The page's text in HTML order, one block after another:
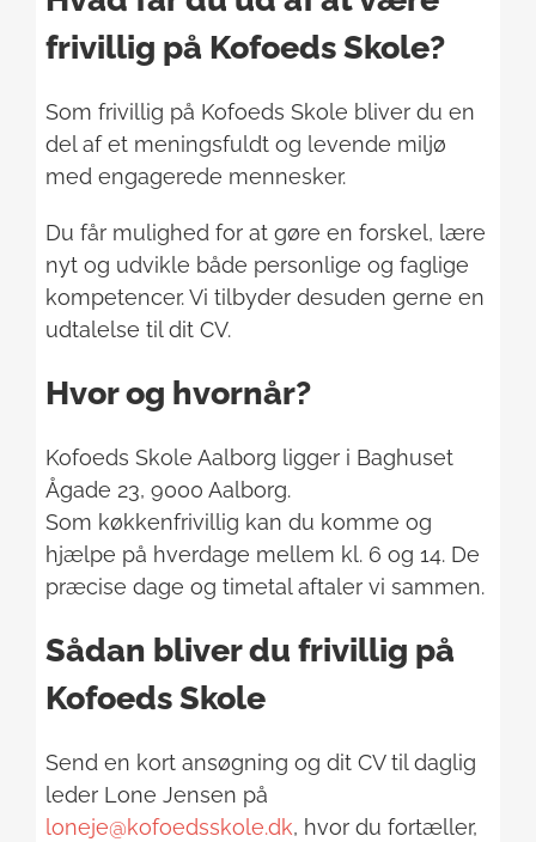
frivillig på Kofoeds Skole?
Som frivillig på Kofoeds Skole bliver du en
del af et meningsfuldt og levende miljø
med engagerede mennesker.
Du får mulighed for at gøre en forskel, lære
nyt og udvikle både personlige og faglige
kompetencer. Vi tilbyder desuden gerne en
udtalelse til dit CV.
Hvor og hvornår?
Kofoeds Skole Aalborg ligger i Baghuset
Ågade 23, 9000 Aalborg.
Som køkkenfrivillig kan du komme og
hjælpe på hverdage mellem kl. 6 og 14. De
præcise dage og timetal aftaler vi sammen.
Sådan bliver du frivillig på
Kofoeds Skole
Send en kort ansøgning og dit CV til daglig
leder Lone Jensen på
loneje@kofoedsskole.dk, hvor du fortæller,